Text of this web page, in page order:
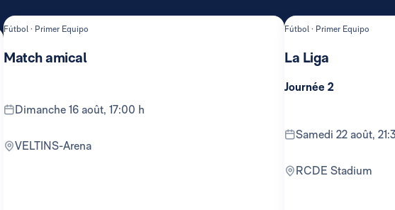
Fútbol · Primer Equipo
Match amical
dimanche 16 août, 17:00 h
VELTINS-Arena
Fútbol · Primer Equipo
La Liga
Journée 2
samedi 22 août,
RCDE Stadium